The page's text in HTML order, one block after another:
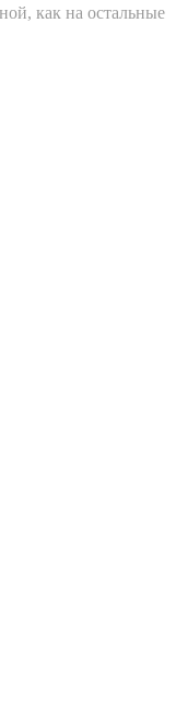
как на остальные